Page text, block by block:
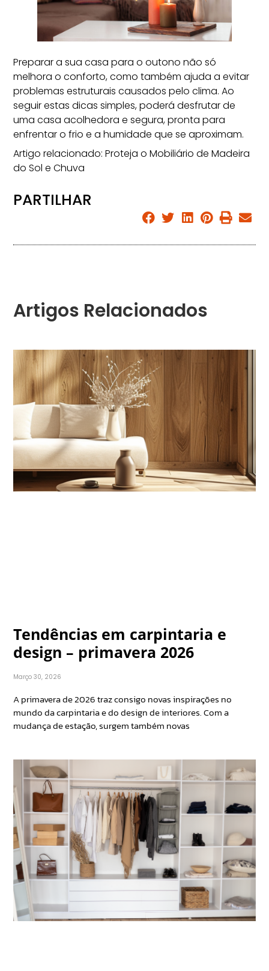
Preparar a sua casa para o outono não só
melhora o conforto, como também ajuda a evitar
problemas estruturais causados pelo clima. Ao
seguir estas dicas simples, poderá desfrutar de
uma casa acolhedora e segura, pronta para
enfrentar o frio e a humidade que se aproximam.
Artigo relacionado:Proteja o Mobiliário de Madeira
do Sol e Chuva
PARTILHAR
Artigos Relacionados
Tendências em carpintaria e
design – primavera 2026
Março 30, 2026
A primavera de 2026 traz consigo novas inspirações no
mundo da carpintaria e do design de interiores. Com a
mudança de estação, surgem também novas